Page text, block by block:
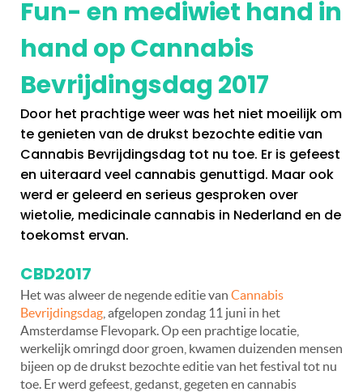
Fun- en mediwiet hand in
hand op Cannabis
Bevrijdingsdag 2017
Door het prachtige weer was het niet moeilijk om
te genieten van de drukst bezochte editie van
Cannabis Bevrijdingsdag tot nu toe. Er is gefeest
en uiteraard veel cannabis genuttigd. Maar ook
werd er geleerd en serieus gesproken over
wietolie, medicinale cannabis in Nederland en de
toekomst ervan.
CBD2017
Het was alweer de negende editie van Cannabis
Bevrijdingsdag , afgelopen zondag 11 juni in het
Amsterdamse Flevopark. Op een prachtige locatie,
werkelijk omringd door groen, kwamen duizenden mensen
bijeen op de drukst bezochte editie van het festival tot nu
toe. Er werd gefeest, gedanst, gegeten en cannabis